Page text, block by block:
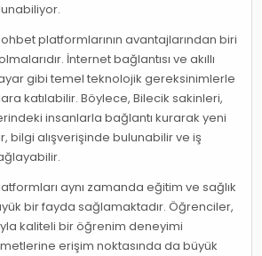
platformlarının avantajlarından biri
İnternet bağlantısı ve akıllı
gibi temel teknolojik gereksinimlerle
katılabilir. Böylece, Bilecik sakinleri,
insanlarla bağlantı kurarak yeni
bilgi alışverişinde bulunabilir ve iş
aynı zamanda eğitim ve sağlık
bir fayda sağlamaktadır. Öğrenciler,
kaliteli bir öğrenim deneyimi
erişim noktasında da büyük